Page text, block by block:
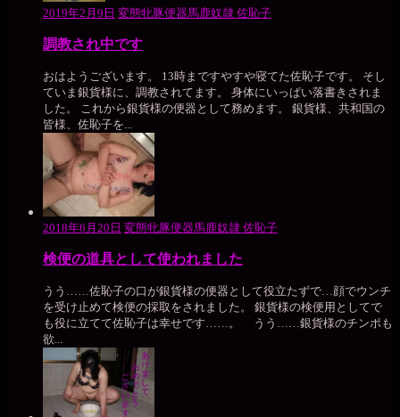
2019年2月9日 変態牝豚便器馬鹿奴隷 佐恥子
調教され中です
おはようございます。 13時まですやすや寝てた佐恥子です。 そし
ていま銀貨様に、調教されてます。 身体にいっぱい落書きされま
した。 これから銀貨様の便器として務めます。 銀貨様、共和国の
皆様、佐恥子を...
2018年6月20日 変態牝豚便器馬鹿奴隷 佐恥子
検便の道具として使われました
うう……佐恥子の口が銀貨様の便器として役立たずで…顔でウンチ
を受け止めて検便の採取をされました。 銀貨様の検便用としてで
も役に立てて佐恥子は幸せです……。 うう……銀貨様のチンポも
欲...